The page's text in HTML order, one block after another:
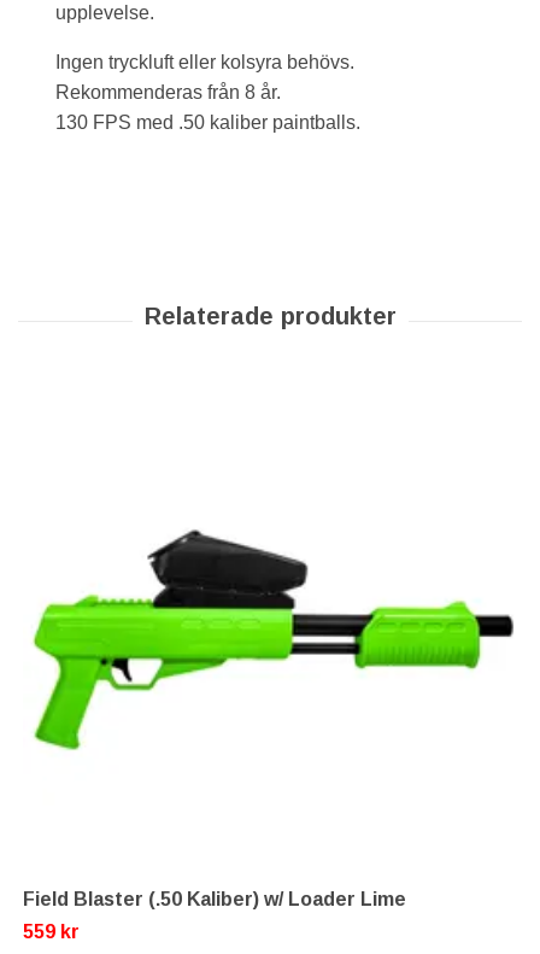
upplevelse.
Ingen tryckluft eller kolsyra behövs.
Rekommenderas från 8 år.
130 FPS med .50 kaliber paintballs.
Field Blaster (.50 Kaliber) w/ Loader Lime
559 kr